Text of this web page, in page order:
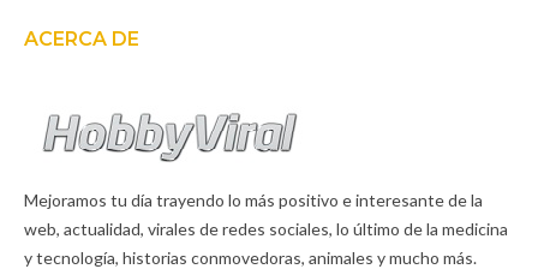
ACERCA DE
Mejoramos tu día trayendo lo más positivo e interesante de la
web, actualidad, virales de redes sociales, lo último de la medicina
y tecnología, historias conmovedoras, animales y mucho más.